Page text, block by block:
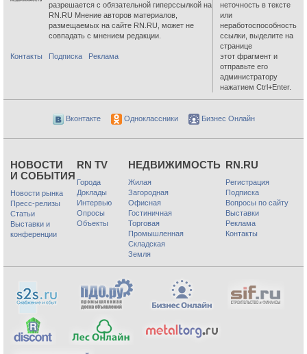
разрешается с обязательной гиперссылкой на
RN.RU Мнение авторов материалов,
размещаемых на сайте RN.RU, может не
совпадать с мнением редакции.
Контакты Подписка Реклама
неточность в тексте
или
неработоспособность
ссылки, выделите на
странице
этот фрагмент и
отправьте его
администратору
нажатием Ctrl+Enter.
Вконтакте Одноклассники Бизнес Онлайн
НОВОСТИ
И СОБЫТИЯ
Новости рынка
Пресс-релизы
Статьи
Выставки и
конференции
RN TV
Города
Доклады
Интервью
Опросы
Объекты
НЕДВИЖИМОСТЬ
Жилая
Загородная
Офисная
Гостиничная
Торговая
Промышленная
Складская
Земля
RN.RU
Регистрация
Подписка
Вопросы по сайту
Выставки
Реклама
Контакты